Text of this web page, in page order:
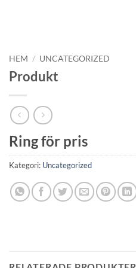
HEM / UNCATEGORIZED
Produkt
Ring för pris
Kategori: Uncategorized